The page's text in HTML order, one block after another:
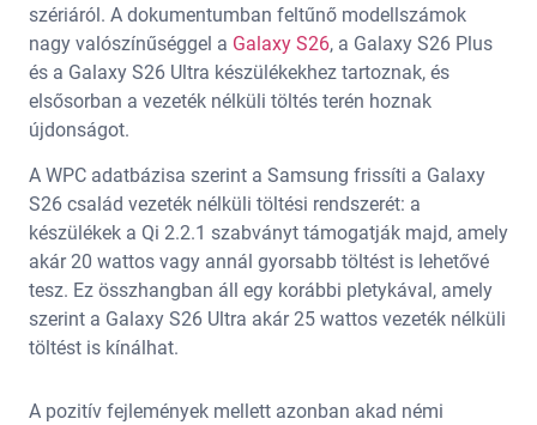
szériáról. A dokumentumban feltűnő modellszámok
nagy valószínűséggel a Galaxy S26, a Galaxy S26 Plus
és a Galaxy S26 Ultra készülékekhez tartoznak, és
elsősorban a vezeték nélküli töltés terén hoznak
újdonságot.
A WPC adatbázisa szerint a Samsung frissíti a Galaxy
S26 család vezeték nélküli töltési rendszerét: a
készülékek a Qi 2.2.1 szabványt támogatják majd, amely
akár 20 wattos vagy annál gyorsabb töltést is lehetővé
tesz. Ez összhangban áll egy korábbi pletykával, amely
szerint a Galaxy S26 Ultra akár 25 wattos vezeték nélküli
töltést is kínálhat.
A pozitív fejlemények mellett azonban akad némi